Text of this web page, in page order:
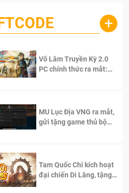
+
Võ Lâm Truyền Kỳ 2.0
PC chính thức ra mắt:
MU Lục Địa VNG ra mắt,
gửi tặng game thủ bộ
Tam Quốc Chí kích hoạt
đại chiến Di Lăng, tặng